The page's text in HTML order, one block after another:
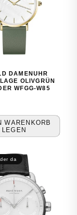
DAMENUHR
OLIVGRÜN
WFGG-W85
WARENKORB
LEGEN
da